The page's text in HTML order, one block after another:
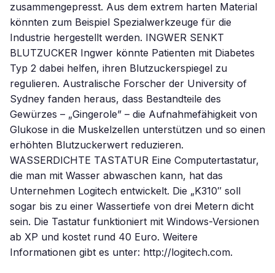
zusammengepresst. Aus dem extrem harten Material
könnten zum Beispiel Spezialwerkzeuge für die
Industrie hergestellt werden. INGWER SENKT
BLUTZUCKER Ingwer könnte Patienten mit Diabetes
Typ 2 dabei helfen, ihren Blutzuckerspiegel zu
regulieren. Australische Forscher der University of
Sydney fanden heraus, dass Bestandteile des
Gewürzes – „Gingerole” – die Aufnahmefähigkeit von
Glukose in die Muskelzellen unterstützen und so einen
erhöhten Blutzuckerwert reduzieren.
WASSERDICHTE TASTATUR Eine Computertastatur,
die man mit Wasser abwaschen kann, hat das
Unternehmen Logitech entwickelt. Die „K310″ soll
sogar bis zu einer Wassertiefe von drei Metern dicht
sein. Die Tastatur funktioniert mit Windows-Versionen
ab XP und kostet rund 40 Euro. Weitere
Informationen gibt es unter: http://logitech.com.